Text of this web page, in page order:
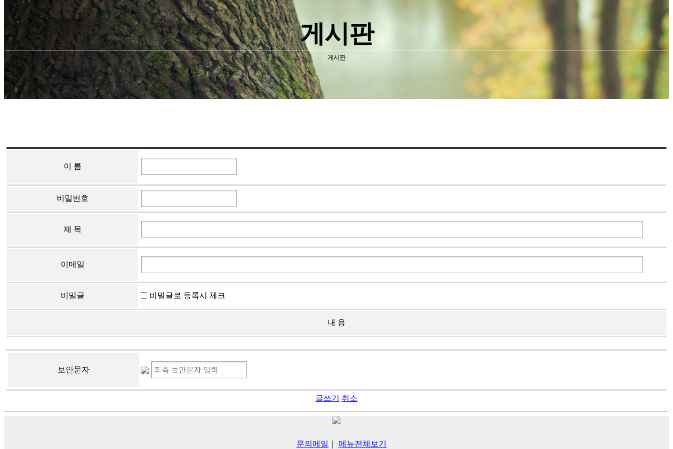
게시판
게시판
이 름
비밀번호
제 목
이메일
비밀글 비밀글로 등록시 체크
내 용
보안문자
글쓰기 취소
문의메일 메뉴전체보기